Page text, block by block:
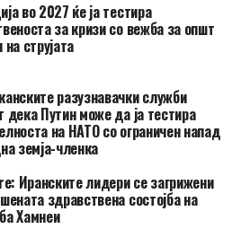
во 2027 ќе ја тестира
за кризи со вежба за општ
на струјата
разузнавачки служби
дека Путин може да ја тестира
на НАТО со ограничен напад
земја-членка
Иранските лидери се загрижени
здравствена состојба на
Хамнеи